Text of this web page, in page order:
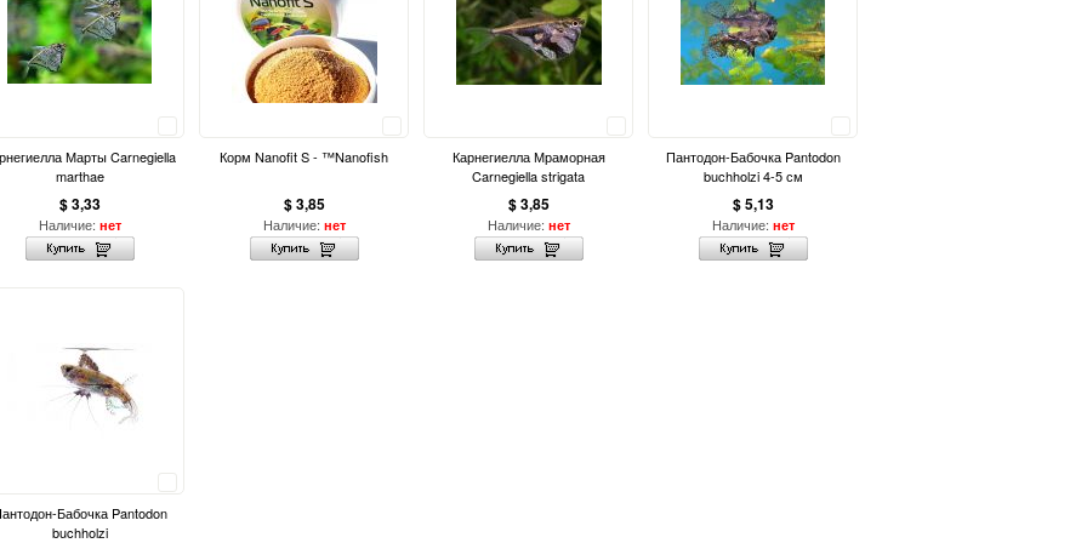
Марты Carnegiella
marthae
$ 3,33
Наличие: нет
Корм Nanofit S - ™Nanofish
$ 3,85
Наличие: нет
Карнегиелла Мраморная
Carnegiella strigata
$ 3,85
Наличие: нет
Пантодон-Бабочка Pantodon
buchholzi 4-5 см
$ 5,13
Наличие: нет
Бабочка Pantodon
buchholzi